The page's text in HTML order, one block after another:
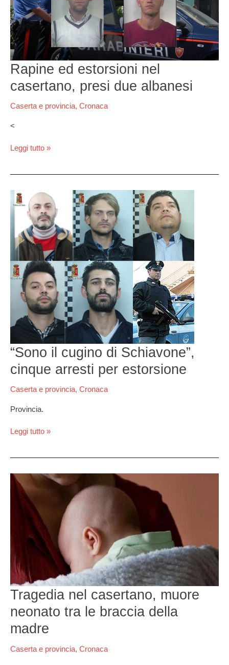
Rapine ed estorsioni nel
casertano, presi due albanesi
Caserta e provincia, Cronaca
<
nel
casertano,
presi
due
albanesi
Leggi tutto »
“Sono il cugino di Schiavone”,
cinque arresti per estorsione
Caserta e provincia, Cronaca
Provincia.
“Sono
cugino
Schiavone”,
cinque
arresti
per
estorsione
Leggi tutto »
Tragedia nel casertano, muore
neonato tra le braccia della
madre
Caserta e provincia, Cronaca
Tragedia
nel
casertano,
muore
neonato
braccia
della
madre